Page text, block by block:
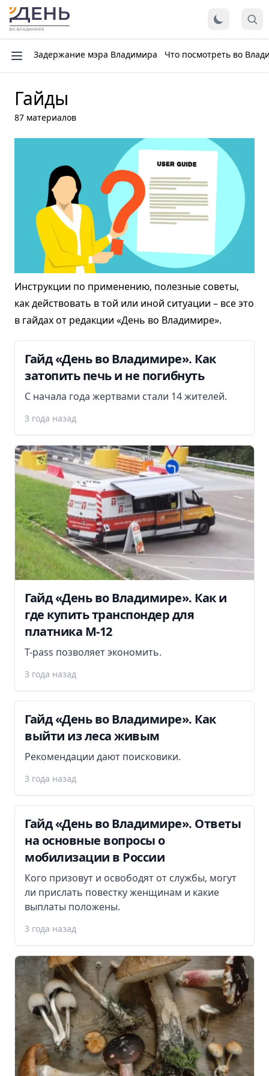
Задержание мэра Владимира Что посмотреть во
Гайды
87 материалов
Инструкции по применению, полезные советы,
как действовать в той или иной ситуации – все это
в гайдах от редакции «День во Владимире».
Гайд «День во Владимире». Как
затопить печь и не погибнуть
С начала года жертвами стали 14 жителей.
3 года назад
Гайд «День во Владимире». Как и
где купить транспондер для
платника М-12
Т-pass позволяет экономить.
3 года назад
Гайд «День во Владимире». Как
выйти из леса живым
Рекомендации дают поисковики.
3 года назад
Гайд «День во Владимире». Ответы
на основные вопросы о
мобилизации в России
Кого призовут и освободят от службы, могут
ли прислать повестку женщинам и какие
выплаты положены.
3 года назад